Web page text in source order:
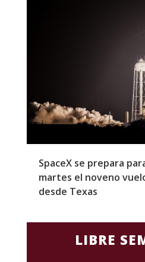
SpaceX se prepara
martes el noveno
desde Texas
LIBRE